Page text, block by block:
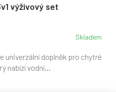
výživový set
Skladem
univerzální doplněk pro chytré
nabízí vodní...